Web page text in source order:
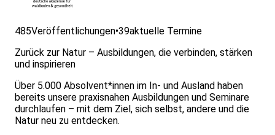
485Veröffentlichungen•39aktuelle Termine
Zurück zur Natur – Ausbildungen, die verbinden, stärken
und inspirieren
Über 5.000 Absolvent*innen im In- und Ausland haben
bereits unsere praxisnahen Ausbildungen und Seminare
durchlaufen – mit dem Ziel, sich selbst, andere und die
Natur neu zu entdecken.